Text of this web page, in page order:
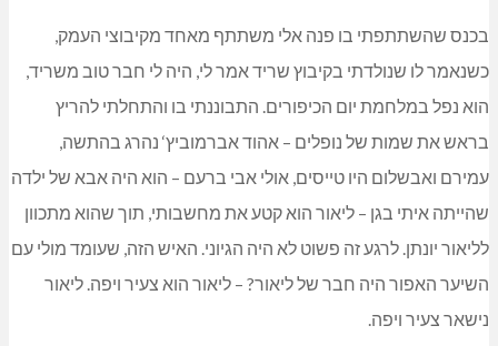
בכנס שהשתתפתי בו פנה אלי משתתף מאחד מקיבוצי העמק,
כשנאמר לו שנולדתי בקיבוץ שריד אמר לי, היה לי חבר טוב משריד,
הוא נפל במלחמת יום הכיפורים. התבוננתי בו והתחלתי להריץ
בראש את שמות של נופלים – אהוד אברמוביץ‘ נהרג בהתשה,
עמירם ואבשלום היו טייסים, אולי אבי ברעם – הוא היה אבא של ילדה
שהייתה איתי בגן – ליאור הוא קטע את מחשבותי, תוך שהוא מתכוון
לליאור יונתן. לרגע זה פשוט לא היה הגיוני. האיש הזה, שעומד מולי עם
השיער האפור היה חבר של ליאור? – ליאור הוא צעיר ויפה. ליאור
נישאר צעיר ויפה.